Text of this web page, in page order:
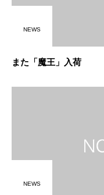
NEWS
また「魔王」入荷
NEWS